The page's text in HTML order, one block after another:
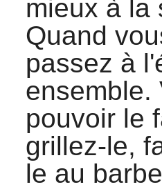
mieux à la
Quand
passez à
ensemble.
pouvoir le
grillez-le,
le au